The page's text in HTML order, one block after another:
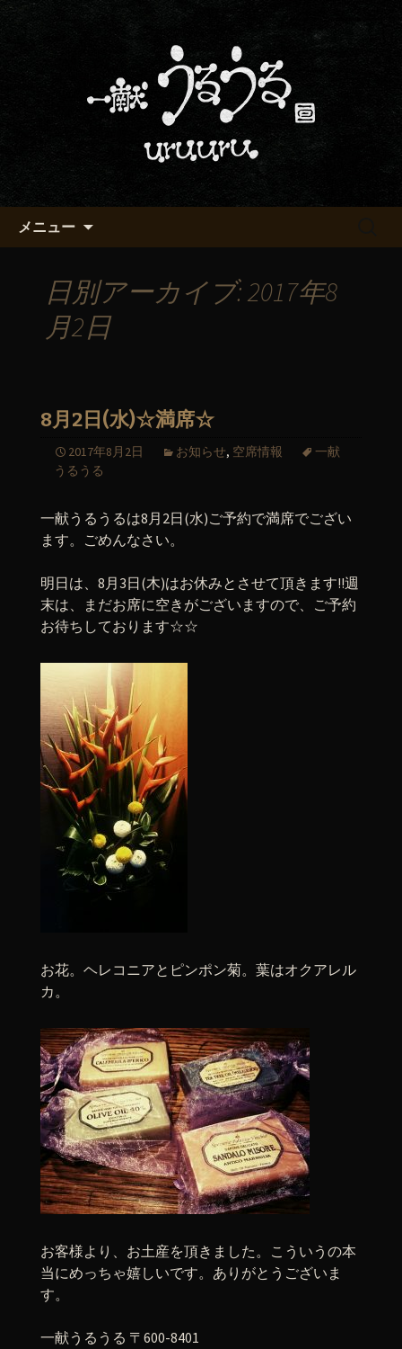
京都・五条でおいしい地酒が飲
める「一献うるうる」のブロ
京都・五条烏丸の町屋居酒屋「一献う
るうる」からのお知らせ
メニュー
日別アーカイブ: 2017年8
月2日
8月2日(水)☆満席☆
2017年8月2日 お知らせ, 空席情報
一献
うるうる
一献うるうるは8月2日(水)ご予約で満席でござい
ます。ごめんなさい。
明日は、8月3日(木)はお休みとさせて頂きます!!週
末は、まだお席に空きがございますので、ご予約
お待ちしております☆☆
お花。ヘレコニアとピンポン菊。葉はオクアレル
カ。
お客様より、お土産を頂きました。こういうの本
当にめっちゃ嬉しいです。ありがとうございま
す。
一献うるうる 〒600-8401